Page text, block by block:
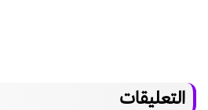
التعليقات